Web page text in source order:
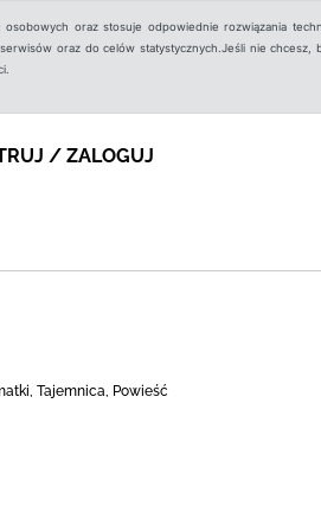
oraz stosuje odpowiednie rozwiązania
oraz do celów statystycznych.Jeśli nie chcesz,
/ ZALOGUJ
Tajemnica, Powieść